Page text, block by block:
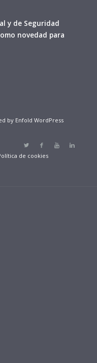
y de Seguridad
novedad para
by Enfold WordPress
de cookies